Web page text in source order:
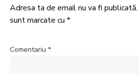
Adresa ta de email nu va fi publicată.
sunt marcate cu *
Comentariu *